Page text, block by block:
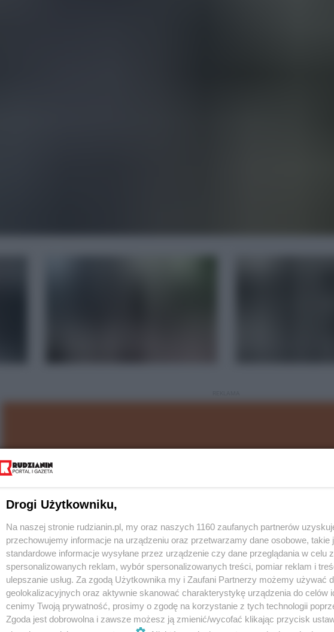
działań ratowniczo-gaśniczych podczas wypadków
osób poszkodowanych, a także sprawdzenie mobilności i
Drogi Użytkowniku,
Na naszej stronie rudzianin.pl, my oraz naszych 1160 zaufanych partnerów
przechowujemy informacje na urządzeniu oraz przetwarzamy dane osobowe, takie
standardowe informacje wysyłane przez urządzenie czy dane przeglądania w celu
spersonalizowanych reklam, wybór spersonalizowanych treści, pomiar reklam i
ulepszanie usług. Za zgodą Użytkownika my i Zaufani Partnerzy możemy używać
geolokalizacyjnych oraz aktywnie skanować charakterystykę urządzenia do celów
cenimy Twoją prywatność, prosimy o zgodę na korzystanie z tych technologii
Zgoda jest dobrowolna i zawsze możesz ją zmienić/wycofać klikając przycisk